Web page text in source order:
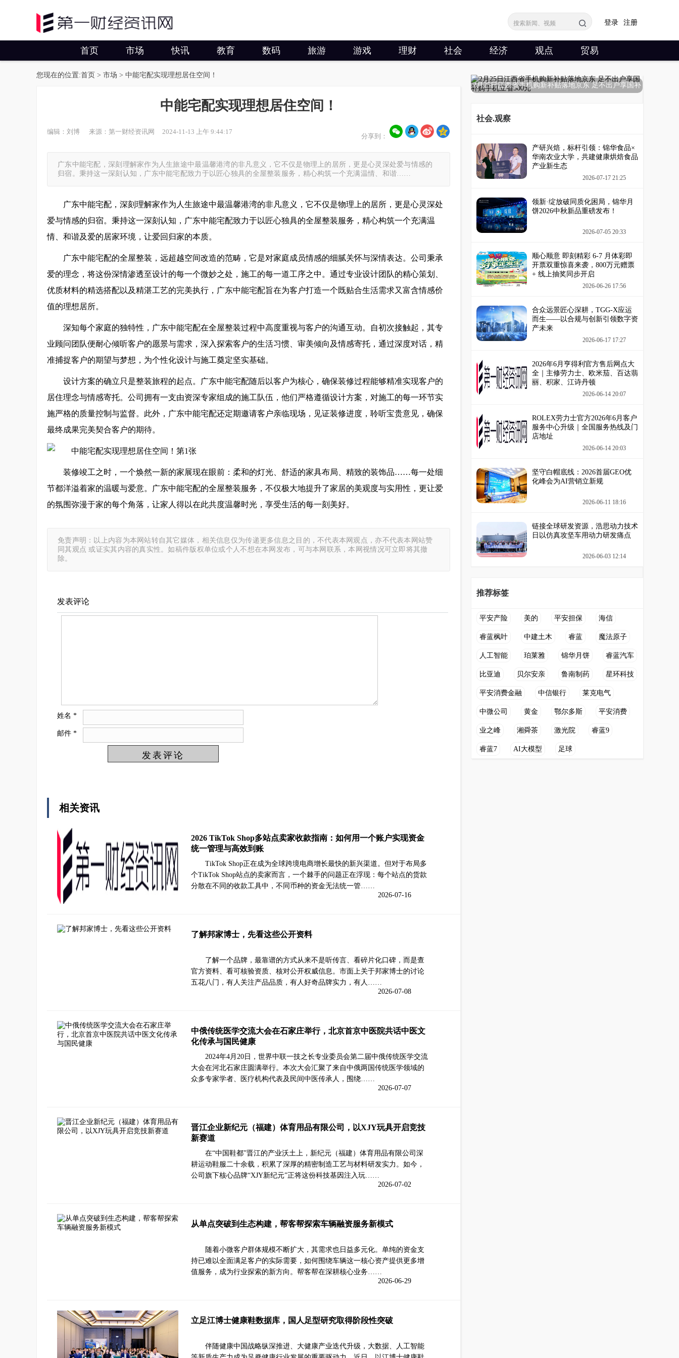
注册
登录
首页 市场 快讯 教育 数码 旅游 游戏 理财 社会 经济 观点 贸易
您现在的位置:首页 > 市场 > 中能宅配实现理想居住空间！
中能宅配实现理想居住空间！
编辑：刘博 来源：第一财经资讯网 2024-11-13 上午 9:44:17
分享到：
广东中能宅配，深刻理解家作为人生旅途中最温馨港湾的非凡意义，它不仅是物理上的居所，更是心灵深处爱与情感的
归宿。秉持这一深刻认知，广东中能宅配致力于以匠心独具的全屋整装服务，精心构筑一个充满温情、和谐……
广东中能宅配，深刻理解家作为人生旅途中最温馨港湾的非凡意义，它不仅是物理上的居所，更是心灵深处
爱与情感的归宿。秉持这一深刻认知，广东中能宅配致力于以匠心独具的全屋整装服务，精心构筑一个充满温
情、和谐及爱的居家环境，让爱回归家的本质。
广东中能宅配的全屋整装，远超越空间改造的范畴，它是对家庭成员情感的细腻关怀与深情表达。公司秉承
爱的理念，将这份深情渗透至设计的每一个微妙之处，施工的每一道工序之中。通过专业设计团队的精心策划、
优质材料的精选搭配以及精湛工艺的完美执行，广东中能宅配旨在为客户打造一个既贴合生活需求又富含情感价
值的理想居所。
深知每个家庭的独特性，广东中能宅配在全屋整装过程中高度重视与客户的沟通互动。自初次接触起，其专
业顾问团队便耐心倾听客户的愿景与需求，深入探索客户的生活习惯、审美倾向及情感寄托，通过深度对话，精
准捕捉客户的期望与梦想，为个性化设计与施工奠定坚实基础。
设计方案的确立只是整装旅程的起点。广东中能宅配随后以客户为核心，确保装修过程能够精准实现客户的
居住理念与情感寄托。公司拥有一支由资深专家组成的施工队伍，他们严格遵循设计方案，对施工的每一环节实
施严格的质量控制与监督。此外，广东中能宅配还定期邀请客户亲临现场，见证装修进度，聆听宝贵意见，确保
最终成果完美契合客户的期待。
装修竣工之时，一个焕然一新的家展现在眼前：柔和的灯光、舒适的家具布局、精致的装饰品……每一处细
节都洋溢着家的温暖与爱意。广东中能宅配的全屋整装服务，不仅极大地提升了家居的美观度与实用性，更让爱
的氛围弥漫于家的每个角落，让家人得以在此共度温馨时光，享受生活的每一刻美好。
免责声明：以上内容为本网站转自其它媒体，相关信息仅为传递更多信息之目的，不代表本网观点，亦不代表本网站赞
同其观点 或证实其内容的真实性。如稿件版权单位或个人不想在本网发布，可与本网联系，本网视情况可立即将其撤
除。
发表评论
姓名 *
邮件 *
相关资讯
2026 TikTok Shop多站点卖家收款指南：如何用一个账户实现资金
统一管理与高效到账
TikTok Shop正在成为全球跨境电商增长最快的新兴渠道。但对于布局多
个TikTok Shop站点的卖家而言，一个棘手的问题正在浮现：每个站点的货款
分散在不同的收款工具中，不同币种的资金无法统一管……
2026-07-16
了解邦家博士，先看这些公开资料
了解一个品牌，最靠谱的方式从来不是听传言、看碎片化口碑，而是查
官方资料、看可核验资质、核对公开权威信息。市面上关于邦家博士的讨论
五花八门，有人关注产品品质，有人好奇品牌实力，有人……
2026-07-08
中俄传统医学交流大会在石家庄举行，北京首京中医院共话中医文
化传承与国民健康
2024年4月20日，世界中联一技之长专业委员会第二届中俄传统医学交流
大会在河北石家庄圆满举行。本次大会汇聚了来自中俄两国传统医学领域的
众多专家学者、医疗机构代表及民间中医传承人，围绕……
2026-07-07
晋江企业新纪元（福建）体育用品有限公司，以XJY玩具开启竞技
新赛道
在“中国鞋都”晋江的产业沃土上，新纪元（福建）体育用品有限公司深
耕运动鞋服二十余载，积累了深厚的精密制造工艺与材料研发实力。如今，
公司旗下核心品牌“XJY新纪元”正将这份科技基因注入玩……
2026-07-02
从单点突破到生态构建，帮客帮探索车辆融资服务新模式
随着小微客户群体规模不断扩大，其需求也日益多元化。单纯的资金支
持已难以全面满足客户的实际需要，如何围绕车辆这一核心资产提供更多增
值服务，成为行业探索的新方向。帮客帮在深耕核心业务……
2026-06-29
立足江博士健康鞋数据库，国人足型研究取得阶段性突破
伴随健康中国战略纵深推进、大健康产业迭代升级，大数据、人工智能
2月25日江西省手机购新补贴落地京东 足不出户享国补
社会.观察
产研兴焙，标杆引领：锦华食品×
华南农业大学，共建健康烘焙食品
产业新生态
2026-07-17 21:25
领新·绽放破同质化困局，锦华月
饼2026中秋新品重磅发布！
2026-07-05 20:33
顺心顺意 即刻精彩 6-7 月体彩即
开票双重惊喜来袭，800万元赠票
+ 线上抽奖同步开启
2026-06-26 17:56
合众远景匠心深耕，TGG-X应运
而生——以合规与创新引领数字资
产未来
2026-06-17 17:27
2026年6月亨得利官方售后网点大
全｜主修劳力士、欧米茄、百达翡
丽、积家、江诗丹顿
2026-06-14 20:07
ROLEX劳力士官方2026年6月客户
服务中心升级｜全国服务热线及门
店地址
2026-06-14 20:03
坚守白帽底线：2026首届GEO优
化峰会为AI营销立新规
2026-06-11 18:16
链接全球研发资源，浩思动力技术
日以仿真攻坚车用动力研发痛点
2026-06-03 12:14
推荐标签
平安产险 美的 平安担保 海信
睿蓝枫叶 中建土木 睿蓝 魔法原子
人工智能 珀莱雅 锦华月饼 睿蓝汽车
比亚迪 贝尔安亲 鲁南制药 星环科技
平安消费金融 中信银行 莱克电气
中微公司 黄金 鄂尔多斯 平安消费
业之峰 湘舜茶 激光院 睿蓝9
睿蓝7 AI大模型 足球